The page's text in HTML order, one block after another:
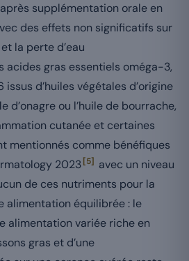
supplémentation orale en
des effets non significatifs sur
la perte d’eau
acides gras essentiels oméga-3,
d’huiles végétales d’origine
d’onagre ou l’huile de bourrache,
cutanée et certaines
mentionnés comme bénéfiques
2023[5]
avec un niveau
de ces nutriments pour la
alimentation équilibrée : le
alimentation variée riche en
gras et d’une